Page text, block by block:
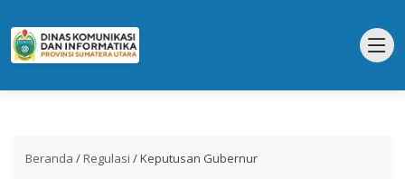
Beranda / Regulasi /Keputusan Gubernur